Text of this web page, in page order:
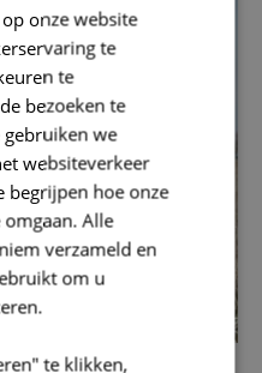
onze website
te
te
bezoeken te
we
websiteverkeer
begrijpen hoe onze
Alle
verzameld en
om u
te klikken,